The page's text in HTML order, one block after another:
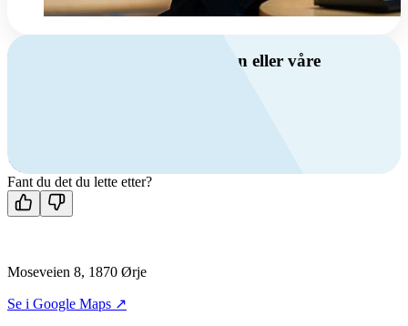
Har du spørsmål om ventilasjon eller våre
Kontakt oss
Fant du det du lette etter?
Moseveien 8, 1870 Ørje
Se i Google Maps ↗